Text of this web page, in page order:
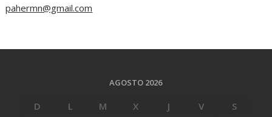
pahermn@gmail.com
AGOSTO 2026
D L M X J V
S